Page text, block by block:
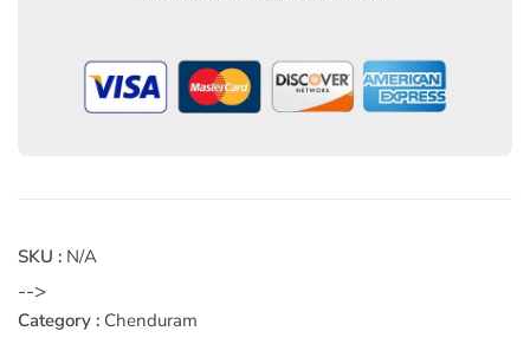
SKU : N/A
-->
Category : Chenduram